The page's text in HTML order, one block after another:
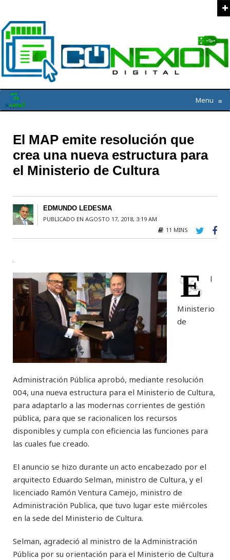
Menu ≡
El MAP emite resolución que
crea una nueva estructura para
el Ministerio de Cultura
EDMUNDO LEDESMA
PUBLICADO EN AGOSTO 17, 2018, 3:19 AM
11 MINS
E l
Ministerio
de
Administración Pública aprobó, mediante resolución
004, una nueva estructura para el Ministerio de Cultura,
para adaptarlo a las modernas corrientes de gestión
pública, para que se racionalicen los recursos
disponibles y cumpla con eficiencia las funciones para
las cuales fue creado.
El anuncio se hizo durante un acto encabezado por el
arquitecto Eduardo Selman, ministro de Cultura, y el
licenciado Ramón Ventura Camejo, ministro de
Administración Publica, que tuvo lugar este miércoles
en la sede del Ministerio de Cultura.
Selman, agradeció al ministro de la Administración
Pública por su orientación para el Ministerio de Cultura